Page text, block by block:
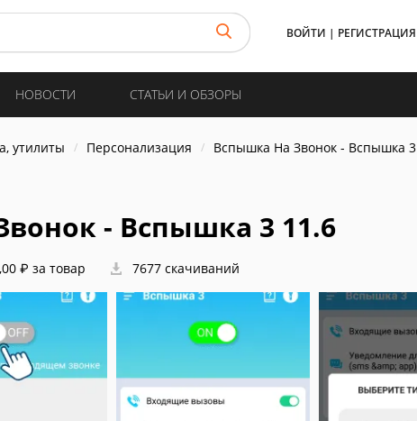
ВОЙТИ | РЕГИСТРАЦИЯ
НОВОСТИ СТАТЬИ И ОБЗОРЫ
утилиты Персонализация Вспышка На Звонок - Вспышка 3
- Вспышка 3 11.6
₽ за товар 7677 скачиваний